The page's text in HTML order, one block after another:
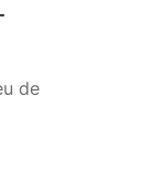
de